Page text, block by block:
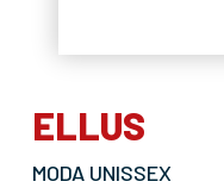
ELLUS
MODA UNISSEX